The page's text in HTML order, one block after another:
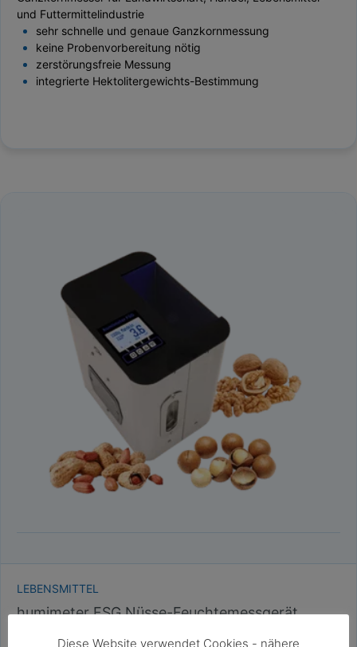
und Futtermittelindustrie
sehr schnelle und genaue Ganzkornmessung
keine Probenvorbereitung nötig
zerstörungsfreie Messung
integrierte Hektolitergewichts-Bestimmung
LEBENSMITTEL
humimeter FSG Nüsse-Feuchtemessgerät
Messgerät zur schnellen Wassergehaltsbestimmung von
Diese Website verwendet Cookies - nähere